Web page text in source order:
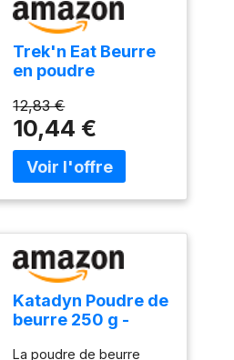
Trek'n Eat Beurre
en poudre
12,83 €
10,44 €
Katadyn Poudre de
beurre 250 g -
La poudre de beurre